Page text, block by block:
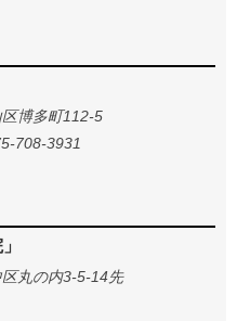
博多町112-5
708-3931
丸の内3-5-14先